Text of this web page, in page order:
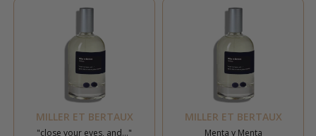
MILLER ET BERTAUX
"close your eyes, and..."
MILLER ET BERTAUX
Menta y Menta